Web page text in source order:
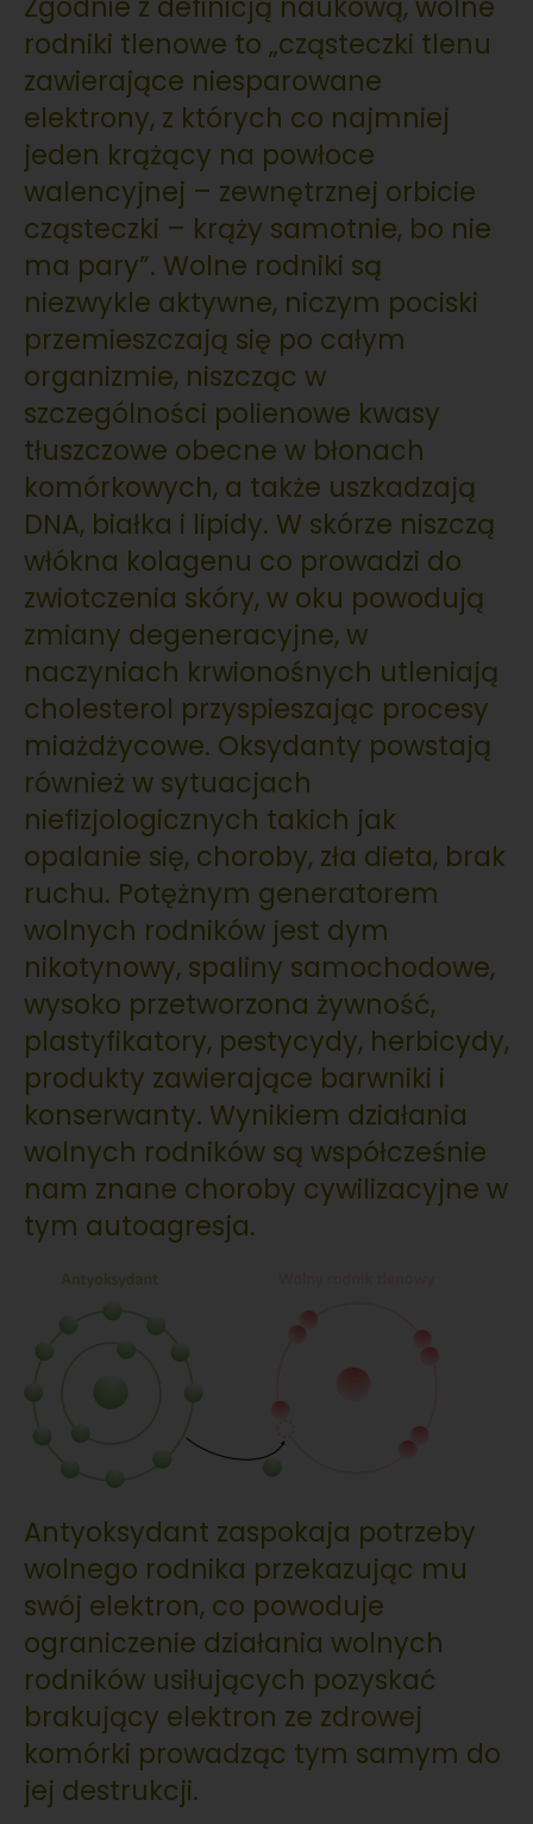
rodniki tlenowe to „cząsteczki tlenu
zawierające niesparowane
elektrony, z których co najmniej
jeden krążący na powłoce
walencyjnej – zewnętrznej orbicie
cząsteczki – krąży samotnie, bo nie
ma pary”. Wolne rodniki są
niezwykle aktywne, niczym pociski
przemieszczają się po całym
organizmie, niszcząc w
szczególności polienowe kwasy
tłuszczowe obecne w błonach
komórkowych, a także uszkadzają
DNA, białka i lipidy. W skórze niszczą
włókna kolagenu co prowadzi do
zwiotczenia skóry, w oku powodują
zmiany degeneracyjne, w
naczyniach krwionośnych utleniają
cholesterol przyspieszając procesy
miażdżycowe. Oksydanty powstają
również w sytuacjach
niefizjologicznych takich jak
opalanie się, choroby, zła dieta, brak
ruchu. Potężnym generatorem
wolnych rodników jest dym
nikotynowy, spaliny samochodowe,
wysoko przetworzona żywność,
plastyfikatory, pestycydy, herbicydy,
produkty zawierające barwniki i
konserwanty. Wynikiem działania
wolnych rodników są współcześnie
nam znane choroby cywilizacyjne w
tym autoagresja.
Antyoksydant zaspokaja potrzeby
wolnego rodnika przekazując mu
swój elektron, co powoduje
ograniczenie działania wolnych
rodników usiłujących pozyskać
brakujący elektron ze zdrowej
komórki prowadząc tym samym do
jej destrukcji.